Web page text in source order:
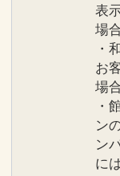
表
場
・
お
場
・
ン
ン
に